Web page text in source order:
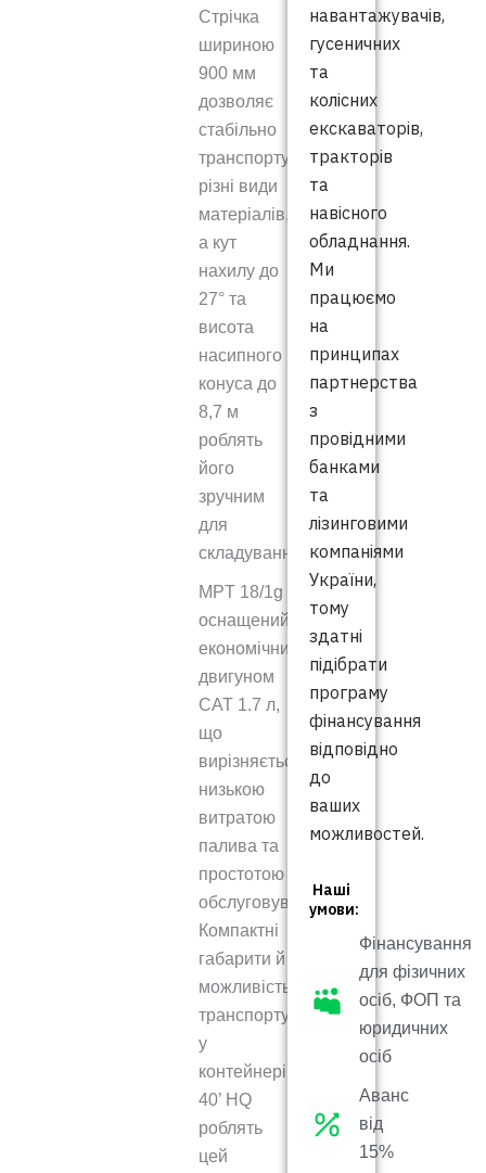
Стрічка
шириною
900 мм
дозволяє
стабільно
транспортувати
різні види
матеріалів,
а кут
нахилу до
27° та
висота
насипного
конуса до
8,7 м
роблять
його
зручним
для
складування.
MPT 18/1g
оснащений
економічним
двигуном
CAT 1.7 л,
що
вирізняється
низькою
витратою
палива та
простотою
обслуговування.
Компактні
габарити й
можливість
транспортування
у
контейнері
40’ HQ
роблять
цей
навантажувачів,
гусеничних
та
колісних
екскаваторів,
тракторів
та
навісного
обладнання.
Ми
працюємо
на
принципах
партнерства
з
провідними
банками
та
лізинговими
компаніями
України,
тому
здатні
підібрати
програму
фінансування
відповідно
до
ваших
можливостей.
Наші
умови:
Фінансування
для фізичних
осіб, ФОП та
юридичних
осіб
Аванс
від
15%